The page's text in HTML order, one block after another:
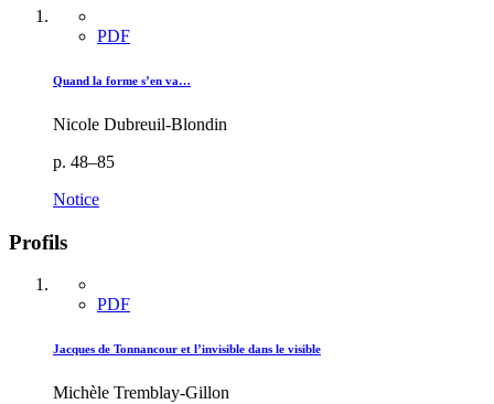
PDF
Quand la forme s’en va…
Nicole Dubreuil-Blondin
p. 48–85
Notice
Profils
PDF
Jacques de Tonnancour et l’invisible dans le visible
Michèle Tremblay-Gillon